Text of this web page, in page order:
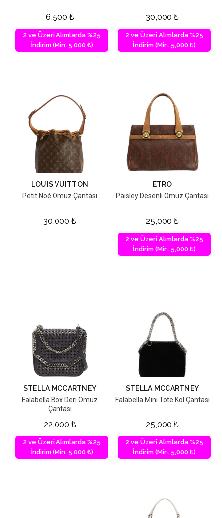
6,500 ₺
2 ve Üzeri Alımlarda %25
İndirim (Min. 5,000 ₺)
30,000 ₺
2 ve Üzeri Alımlarda %25
İndirim (Min. 5,000 ₺)
LOUIS VUITTON
Petit Noé Omuz Çantası
30,000 ₺
ETRO
Paisley Desenli Omuz Çantası
25,000 ₺
2 ve Üzeri Alımlarda %25
İndirim (Min. 5,000 ₺)
STELLA MCCARTNEY
Falabella Box Deri Omuz
Çantası
22,000 ₺
2 ve Üzeri Alımlarda %25
İndirim (Min. 5,000 ₺)
STELLA MCCARTNEY
Falabella Mini Tote Kol Çantası
25,000 ₺
2 ve Üzeri Alımlarda %25
İndirim (Min. 5,000 ₺)